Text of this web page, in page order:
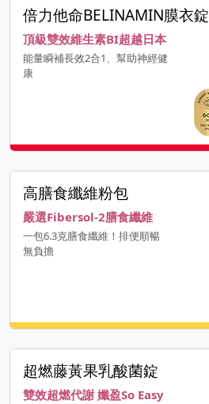
倍力他命BELINAMIN膜衣錠
頂級雙效維生素BI超越日本
能量瞬補長效2合1、幫助神經健
康
高膳食纖維粉包
嚴選Fibersol-2膳食纖維
一包6.3克膳食纖維！排便順暢
無負擔
超燃藤黃果乳酸菌錠
雙效超燃代謝 孅盈So Easy